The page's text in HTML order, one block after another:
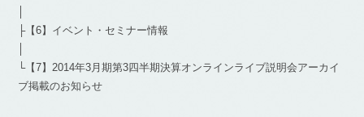
├【6】イベント・セミナー情報
└【7】2014年3月期第3四半期決算オンラインライブ説明会アーカイ
ブ掲載のお知らせ